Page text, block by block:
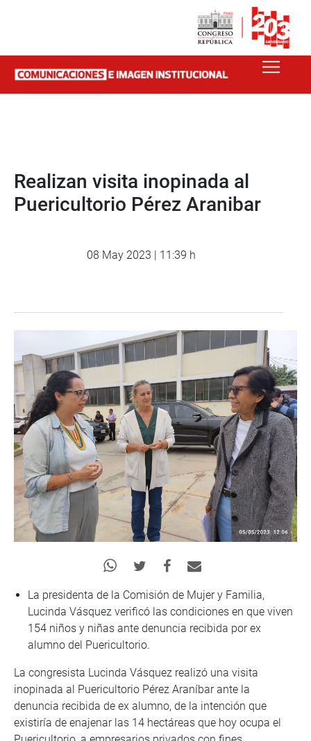
Realizan visita inopinada al
Puericultorio Pérez Aranibar
08 May 2023 | 11:39 h
La presidenta de la Comisión de Mujer y Familia,
Lucinda Vásquez verificó las condiciones en que viven
154 niños y niñas ante denuncia recibida por ex
alumno del Puericultorio.
La congresista Lucinda Vásquez realizó una visita
inopinada al Puericultorio Pérez Araníbar ante la
denuncia recibida de ex alumno, de la intención que
existiría de enajenar las 14 hectáreas que hoy ocupa el